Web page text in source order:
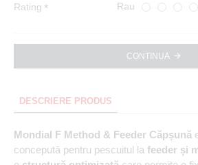
Rating Rau
CONTINUA
DESCRIERE PRODUS
Mondial F Method & Feeder Căpșună
concepută pentru pescuitul la feeder și